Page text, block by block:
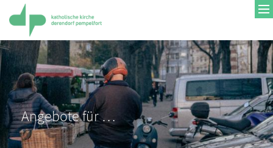
Zum Inhalt springen
Angebote für …